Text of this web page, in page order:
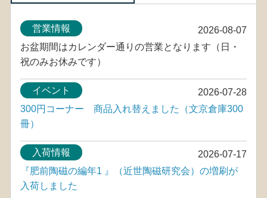
2026-08-07
営業情報
お盆期間はカレンダー通りの営業となります（日・
祝のみお休みです）
2026-07-28
イベント
300円コーナー 商品入れ替えました（文京倉庫300
冊）
2026-07-17
入荷情報
『肥前陶磁の編年1 』（近世陶磁研究会）の増刷が
入荷しました